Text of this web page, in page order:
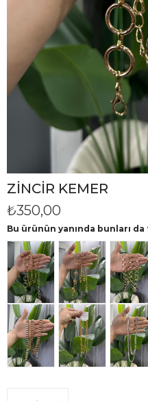
ZİNCİR KEMER
₺350,00
Bu ürünün yanında bunları